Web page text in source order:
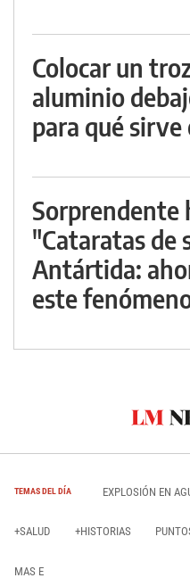
Colocar un
aluminio
para qué
Sorprendente
"Cataratas de
Antártida:
este
TEMAS DEL DÍA EXPLOSIÓN EN
+SALUD +HISTORIAS
MAS E